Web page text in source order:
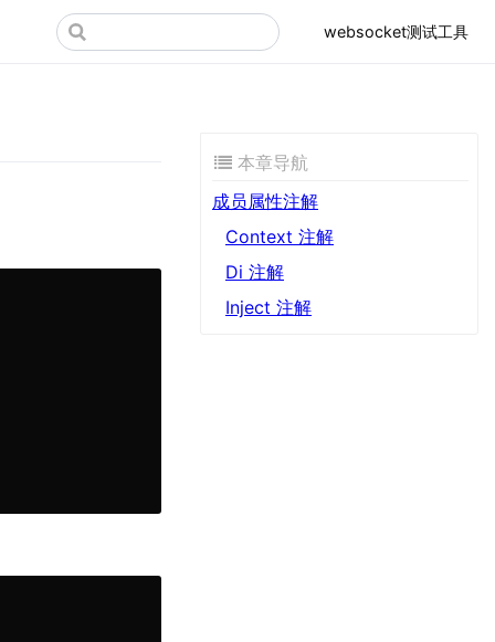
websocket测试工具
本章导航
成员属性注解
Context 注解
Di 注解
Inject 注解